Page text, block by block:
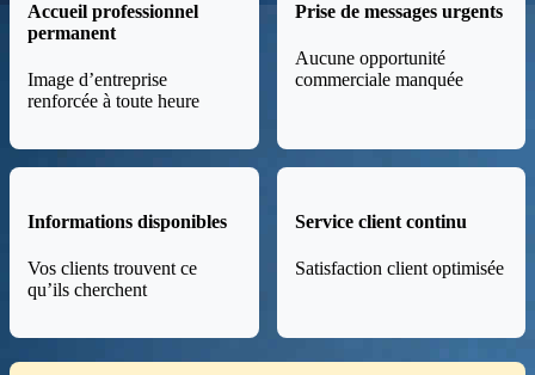
Accueil professionnel
permanent
Image d’entreprise
renforcée à toute heure
Prise de messages urgents
Aucune opportunité
commerciale manquée
Informations disponibles
Vos clients trouvent ce
qu’ils cherchent
Service client continu
Satisfaction client optimisée